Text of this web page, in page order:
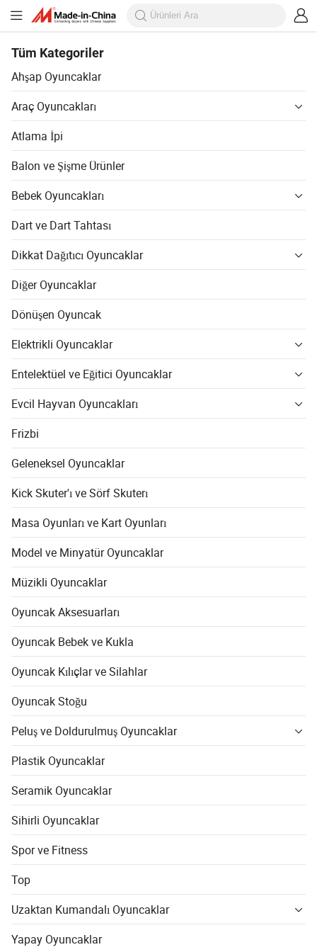
Tüm Kategoriler
Ahşap Oyuncaklar
Araç Oyuncakları
Atlama İpi
Balon ve Şişme Ürünler
Bebek Oyuncakları
Dart ve Dart Tahtası
Dikkat Dağıtıcı Oyuncaklar
Diğer Oyuncaklar
Dönüşen Oyuncak
Elektrikli Oyuncaklar
Entelektüel ve Eğitici Oyuncaklar
Evcil Hayvan Oyuncakları
Frizbi
Geleneksel Oyuncaklar
Kick Skuter'ı ve Sörf Skuterı
Masa Oyunları ve Kart Oyunları
Model ve Minyatür Oyuncaklar
Müzikli Oyuncaklar
Oyuncak Aksesuarları
Oyuncak Bebek ve Kukla
Oyuncak Kılıçlar ve Silahlar
Oyuncak Stoğu
Peluş ve Doldurulmuş Oyuncaklar
Plastik Oyuncaklar
Seramik Oyuncaklar
Sihirli Oyuncaklar
Spor ve Fitness
Top
Uzaktan Kumandalı Oyuncaklar
Yapay Oyuncaklar